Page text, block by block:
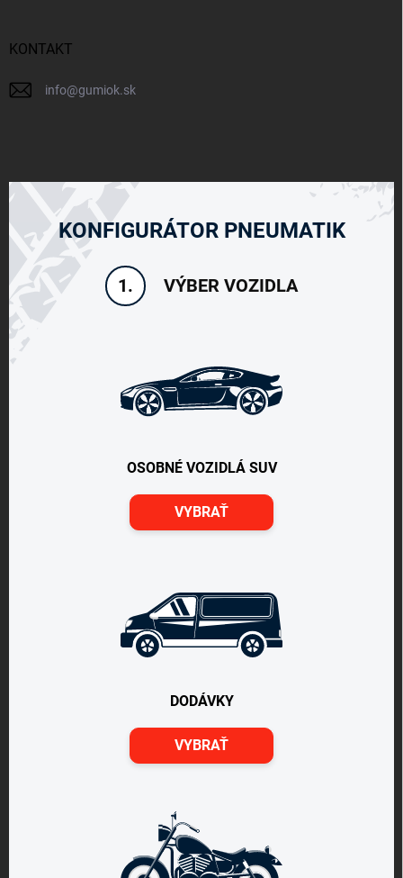
KONTAKT
info@gumiok.sk
KONFIGURÁTOR PNEUMATIK
1. VÝBER VOZIDLA
OSOBNÉ VOZIDLÁ SUV
VYBRAŤ
DODÁVKY
VYBRAŤ